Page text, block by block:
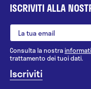
ISCRIVITI ALLA
Consulta la nostra
trattamento dei tuoi dati.